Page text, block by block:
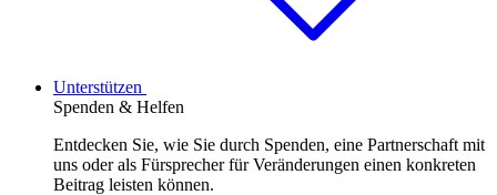
Unterstützen
Spenden & Helfen
Entdecken Sie, wie Sie durch Spenden, eine Partnerschaft mit
uns oder als Fürsprecher für Veränderungen einen konkreten
Beitrag leisten können.